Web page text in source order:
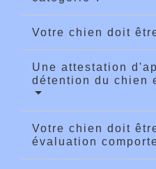
Votre chien doit
Une attestation
détention du chien
Votre chien doit
évaluation